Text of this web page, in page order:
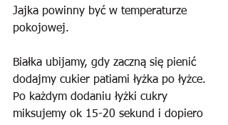
Jajka powinny być w temperaturze
pokojowej.
Białka ubijamy, gdy zaczną się pienić
dodajmy cukier patiami łyżka po łyżce.
Po każdym dodaniu łyżki cukry
miksujemy ok 15-20 sekund i dopiero